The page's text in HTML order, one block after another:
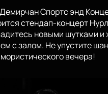
Спортс энд
стендап-концерт
новыми шутками
с залом. Не упустите
вечера!